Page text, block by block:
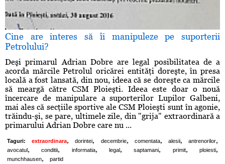
Cine are interes să îi manipuleze pe suporterii
Petrolului?
Deşi primarul Adrian Dobre are legal posibilitatea de a
acorda mărcile Petrolul oricărei entităţi doreşte, în presa
locală a fost lansată, din nou, ideea că se doreşte ca mărcile
să meargă către CSM Ploieşti. Ideea este doar o nouă
încercare de manipulare a suporterilor Lupilor Galbeni,
mai ales că secţiile sportive ale CSM Ploieşti sunt în agonie,
trăindu-şi, se pare, ultimele zile, din "grija" extraordinară a
primarului Adrian Dobre care nu ...
Taguri: extraordinara, dorintei, decembrie, comentata, alesii, antrenorilor,
avocatul , conditii, informatia, legal , saptamani, primit, ploiesti,
munchhausen, partid